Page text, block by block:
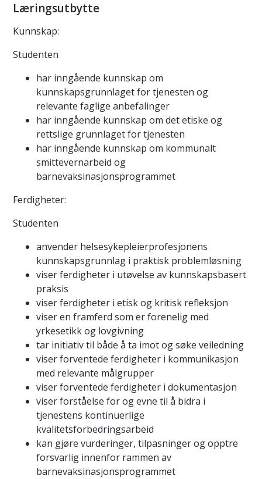
Læringsutbytte
Kunnskap:
Studenten
har inngående kunnskap om
kunnskapsgrunnlaget for tjenesten og
relevante faglige anbefalinger
har inngående kunnskap om det etiske og
rettslige grunnlaget for tjenesten
har inngående kunnskap om kommunalt
smittevernarbeid og
barnevaksinasjonsprogrammet
Ferdigheter:
Studenten
anvender helsesykepleierprofesjonens
kunnskapsgrunnlag i praktisk problemløsning
viser ferdigheter i utøvelse av kunnskapsbasert
praksis
viser ferdigheter i etisk og kritisk refleksjon
viser en framferd som er forenelig med
yrkesetikk og lovgivning
tar initiativ til både å ta imot og søke veiledning
viser forventede ferdigheter i kommunikasjon
med relevante målgrupper
viser forventede ferdigheter i dokumentasjon
viser forståelse for og evne til å bidra i
tjenestens kontinuerlige
kvalitetsforbedringsarbeid
kan gjøre vurderinger, tilpasninger og opptre
forsvarlig innenfor rammen av
barnevaksinasjonsprogrammet